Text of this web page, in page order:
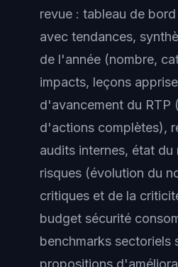
revue : tableau de
avec tendances,
de l'année (nombre,
impacts, leçons
d'avancement du RTP
d'actions complètes),
audits internes, état du
risques (évolution du
critiques et de la
budget sécurité
benchmarks sectoriels
propositions